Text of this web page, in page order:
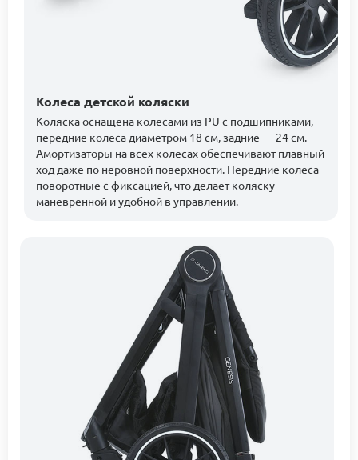
Колеса детской коляски
Коляска оснащена колесами из PU с подшипниками,
передние колеса диаметром 18 см, задние — 24 см.
Амортизаторы на всех колесах обеспечивают плавный
ход даже по неровной поверхности. Передние колеса
поворотные с фиксацией, что делает коляску
маневренной и удобной в управлении.